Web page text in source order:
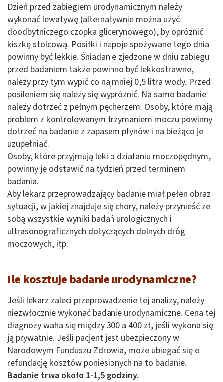
Dzień przed zabiegiem urodynamicznym należy
wykonać lewatywę (alternatywnie można użyć
doodbytniczego czopka glicerynowego), by opróżnić
kiszkę stolcową. Posiłki i napoje spożywane tego dnia
powinny być lekkie. Śniadanie zjedzone w dniu zabiegu
przed badaniem także powinno być lekkostrawne,
należy przy tym wypić co najmniej 0,5 litra wody. Przed
posileniem się należy się wypróżnić. Na samo badanie
należy dotrzeć z pełnym pęcherzem. Osoby, które mają
problem z kontrolowanym trzymaniem moczu powinny
dotrzeć na badanie z zapasem płynów i na bieżąco je
uzupełniać.
Osoby, które przyjmują leki o działaniu moczopędnym,
powinny je odstawić na tydzień przed terminem
badania.
Aby lekarz przeprowadzający badanie miał pełen obraz
sytuacji, w jakiej znajduje się chory, należy przynieść ze
sobą wszystkie wyniki badań urologicznych i
ultrasonograficznych dotyczących dolnych dróg
moczowych, itp.
Ile kosztuje badanie urodynamiczne?
Jeśli lekarz zaleci przeprowadzenie tej analizy, należy
niezwłocznie wykonać badanie urodynamiczne. Cena tej
diagnozy waha się między 300 a 400 zł, jeśli wykona się
ją prywatnie. Jeśli pacjent jest ubezpieczony w
Narodowym Funduszu Zdrowia, może ubiegać się o
refundację kosztów poniesionych na to badanie.
Badanie trwa około 1-1,5 godziny.